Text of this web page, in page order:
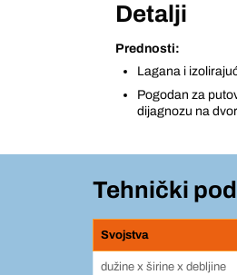
Detalji
Prednosti:
Lagana i
Pogodan za
dijagnozu na
Tehnički
Svojstva
dužine x širine x debljine